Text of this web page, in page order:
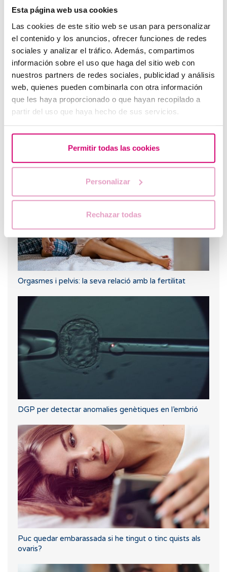
Esta página web usa cookies
Las cookies de este sitio web se usan para personalizar
el contenido y los anuncios, ofrecer funciones de redes
sociales y analizar el tráfico. Además, compartimos
información sobre el uso que haga del sitio web con
nuestros partners de redes sociales, publicidad y análisis
web, quienes pueden combinarla con otra información
que les haya proporcionado o que hayan recopilado a
partir del uso que haya hecho de sus servicios.
Permitir todas las cookies
Personalizar
Rechazar todas
Betaespera: símptomes d'embaràs?
Dies fèrtils de la dona: quan ovula i com calcular-los
Orgasmes i pelvis: la seva relació amb la fertilitat
DGP per detectar anomalies genètiques en l’embrió
Puc quedar embarassada si he tingut o tinc quists als
ovaris?